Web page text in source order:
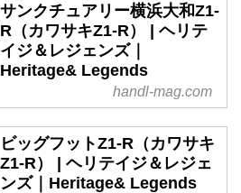
サンクチュアリー横浜大和Z1-
R（カワサキZ1-R） | ヘリテ
イジ＆レジェンズ｜
Heritage& Legends
handl-mag.com
ビッグフットZ1-R（カワサキ
Z1-R） | ヘリテイジ＆レジェ
ンズ｜Heritage& Legends